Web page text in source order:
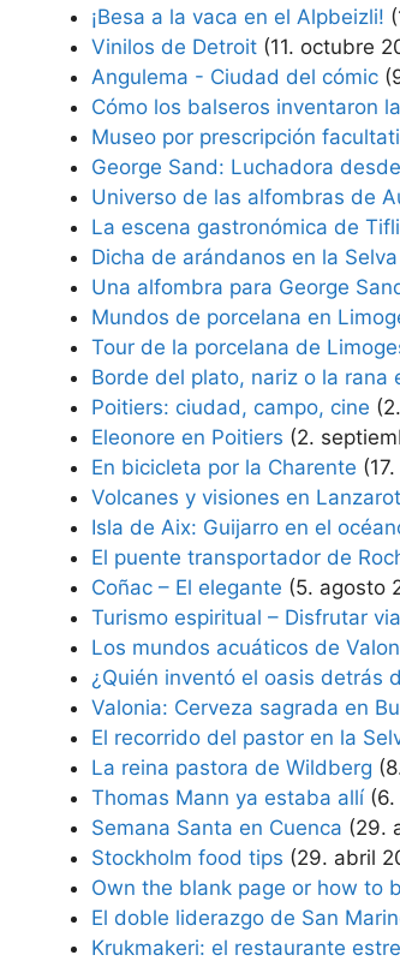
¡Besa a la vaca en el Alpbeizli!
Vinilos de Detroit (11. octubre
Angulema - Ciudad del cómic
Cómo los balseros inventaron
Museo por prescripción
George Sand: Luchadora
Universo de las alfombras de
La escena gastronómica de
Dicha de arándanos en la
Una alfombra para George
Mundos de porcelana en
Tour de la porcelana de
Borde del plato, nariz o la rana
Poitiers: ciudad, campo, cine
Eleonore en Poitiers (2.
En bicicleta por la Charente
Volcanes y visiones en
Isla de Aix: Guijarro en el
El puente transportador de
Coñac – El elegante (5. agosto
Turismo espiritual – Disfrutar
Los mundos acuáticos de
¿Quién inventó el oasis detrás
Valonia: Cerveza sagrada en
El recorrido del pastor en la
La reina pastora de Wildberg
Thomas Mann ya estaba allí
Semana Santa en Cuenca (29.
Stockholm food tips (29. abril
Own the blank page or how to
El doble liderazgo de San
Krukmakeri: el restaurante